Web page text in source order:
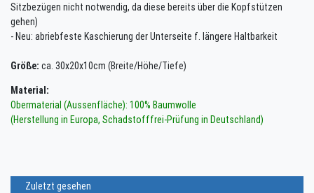
Sitzbezügen nicht notwendig, da diese bereits über die Kopfstützen
gehen)
- Neu: abriebfeste Kaschierung der Unterseite f. längere Haltbarkeit
Größe: ca. 30x20x10cm (Breite/Höhe/Tiefe)
Material:
Obermaterial (Aussenfläche): 100% Baumwolle
(Herstellung in Europa, Schadstofffrei-Prüfung in Deutschland)
Zuletzt gesehen